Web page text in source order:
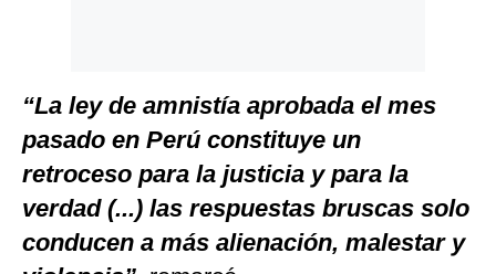
“La ley de amnistía aprobada el mes
pasado en Perú constituye un
retroceso para la justicia y para la
verdad (...) las respuestas bruscas solo
conducen a más alienación, malestar y